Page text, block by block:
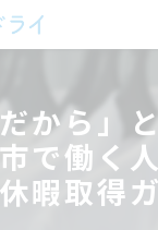
から」
で働く
暇取得